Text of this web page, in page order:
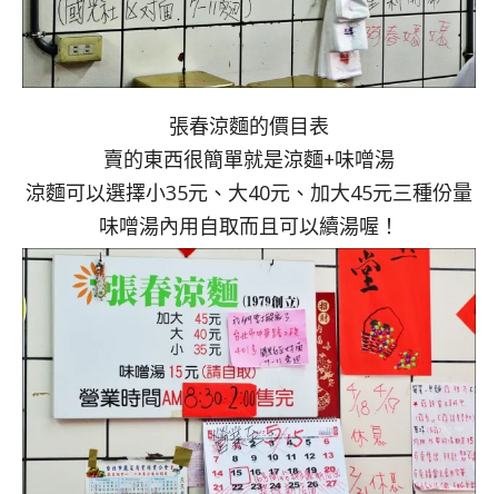
張春涼麵的價目表
賣的東西很簡單就是涼麵+味噌湯
涼麵可以選擇小35元、大40元、加大45元三種份量
味噌湯內用自取而且可以續湯喔！